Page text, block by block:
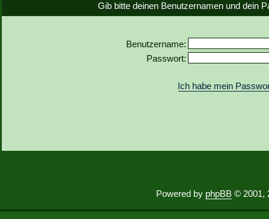
Gib bitte deinen Benutzernamen und dein
Benutzername:
Passwort:
Ich habe mein
Powered by phpBB © 2001,